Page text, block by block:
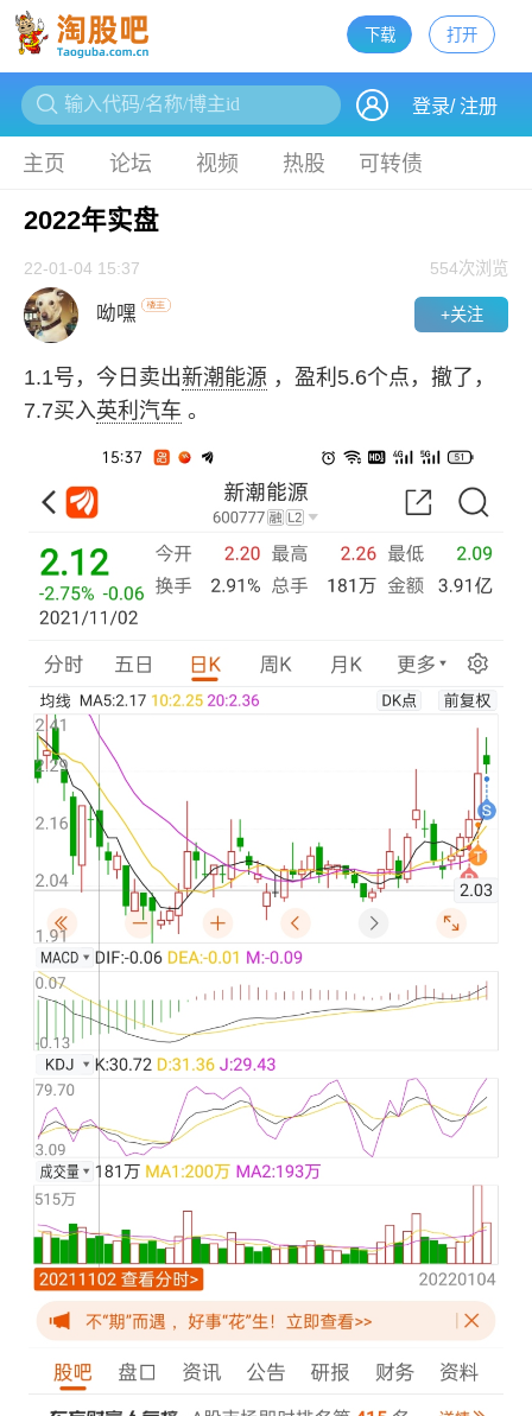
下载
登录/注册
主页 论坛 视频 热股 可转债
打开
下载
2022年实盘
22-01-04 15:37 554次浏览
呦嘿 +关注
1.1号，今日卖出新潮能源 ，盈利5.6个点，撤了，
7.7买入英利汽车 。